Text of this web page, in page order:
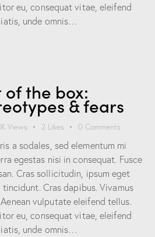
eu, consequat vitae, eleifend
unde omnis…
the box:
& fears
Views 2 Likes 0 Comments
a sodales, sed elementum mi
egestas nisi in consequat. Fusce
Cras sollicitudin, ipsum eget
Cras dapibus. Vivamus
vulputate eleifend tellus.
eu, consequat vitae, eleifend
unde omnis…